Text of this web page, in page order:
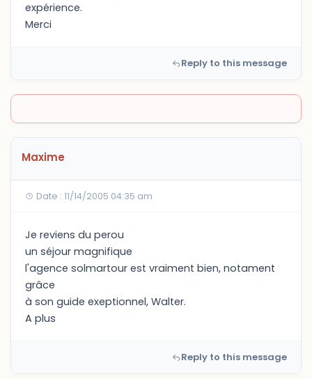
expérience.
Merci
Reply to this message
Maxime
Date : 11/14/2005 04:35 am
Je reviens du perou
un séjour magnifique
l'agence solmartour est vraiment bien, notament
grâce
à son guide exeptionnel, Walter.
A plus
Reply to this message